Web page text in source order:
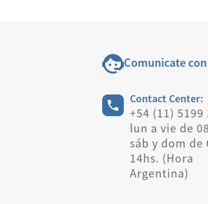
Comunicate
Contact Center:
+54 (11) 5199
lun a vie de
sáb y dom de
14hs. (Hora
Argentina)